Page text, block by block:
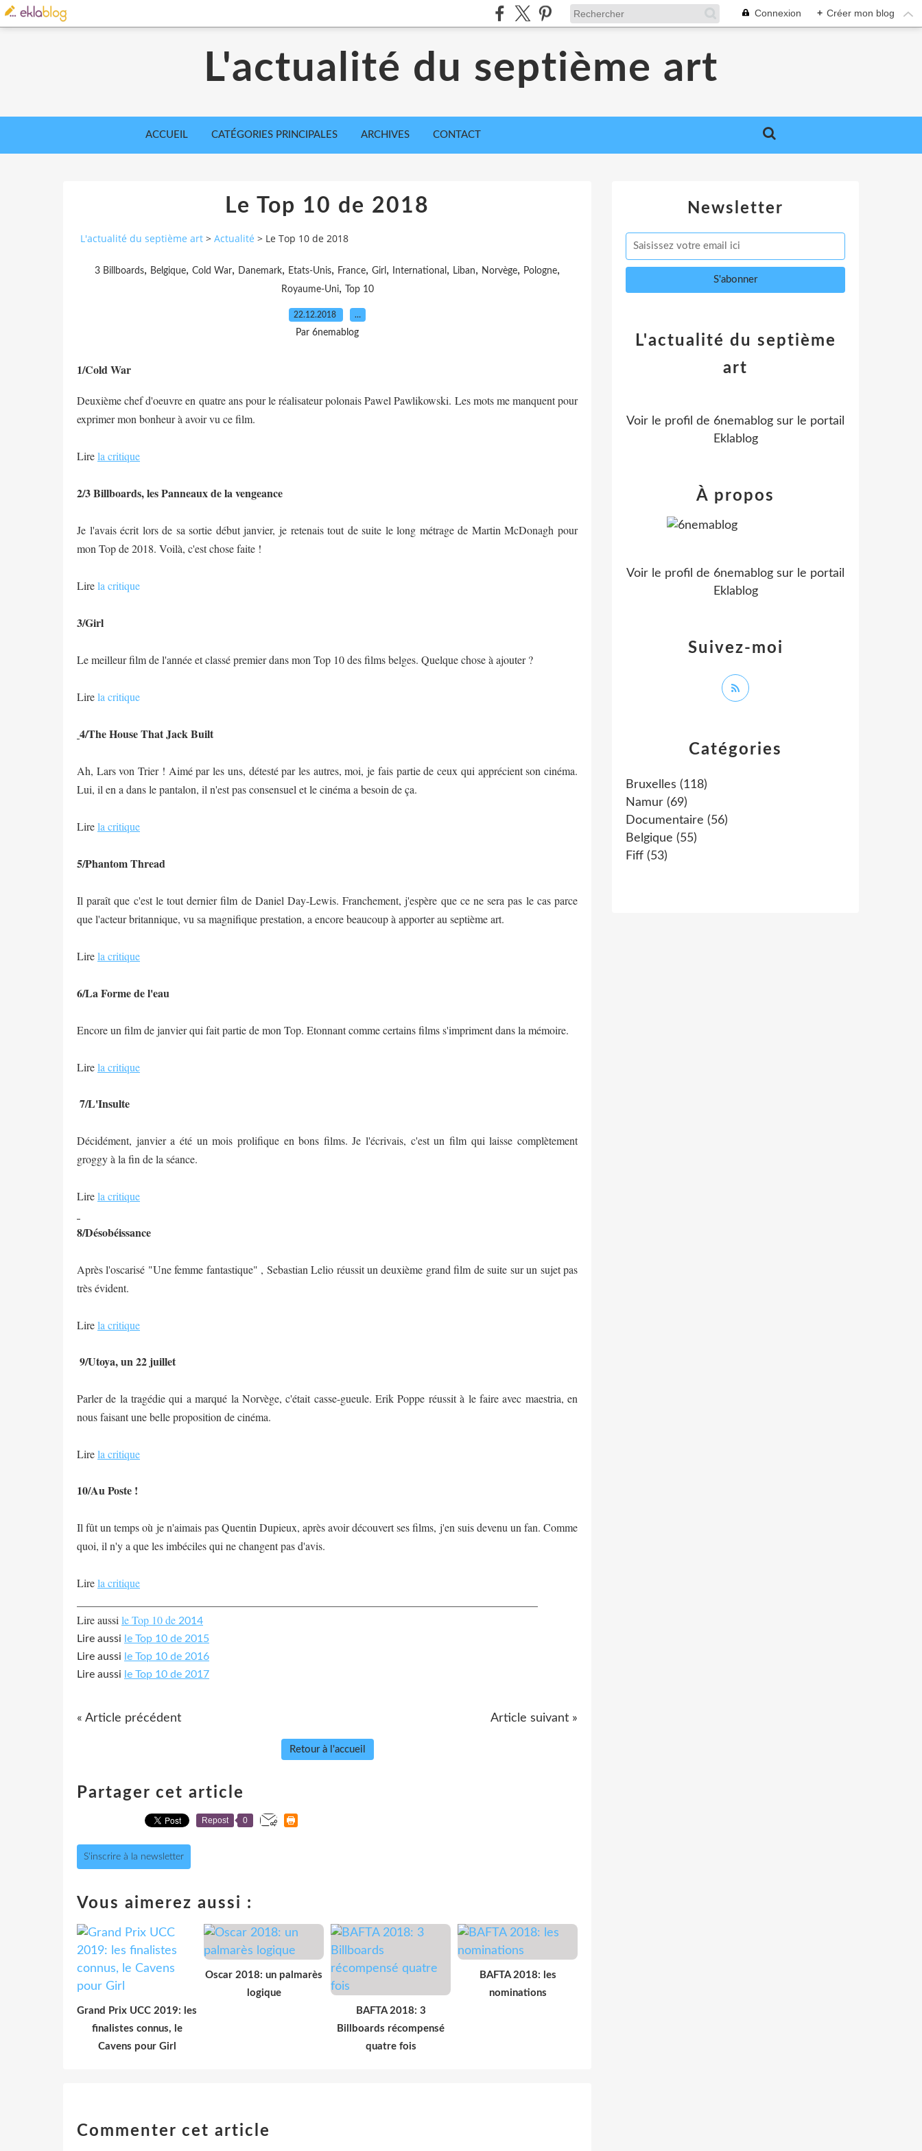
Connexion + Créer mon blog
L'actualité du septième art
ACCUEIL CATÉGORIES PRINCIPALES ARCHIVES CONTACT
Le Top 10 de 2018
L'actualité du septième art > Actualité > Le Top 10 de 2018
3 Billboards, Belgique, Cold War, Danemark, Etats-Unis, France, Girl , International , Liban, Norvège, Pologne,
Royaume-Uni, Top 10
22.12.2018 …
Par 6nemablog
1/Cold War
Deuxième chef d'oeuvre en quatre ans pour le réalisateur polonaisPawel Pawlikowski. Les mots me manquent pour
exprimer mon bonheur à avoir vu ce film.
Lirela critique
2/3 Billboards, les Panneaux de la vengeance
Je l'avais écrit lors de sa sortie début janvier, je retenais tout de suite le long métrage de Martin McDonaghpour
mon Top de 2018. Voilà, c'est chose faite !
Lirela critique
3/Girl
Le meilleur film de l'année et classé premier dans mon Top 10 des films belges. Quelque chose à ajouter ?
Lirela critique
4/The House That Jack Built
Ah, Lars von Trier ! Aimé par les uns, détesté par les autres, moi, je fais partie de ceux qui apprécient son cinéma.
Lui, il en a dans le pantalon, il n'est pas consensuel et le cinéma a besoin de ça.
Lirela critique
5/Phantom Thread
Il paraît que c'est le tout dernier film de Daniel Day-Lewis. Franchement, j'espère que ce ne sera pas le cas parce
que l'acteur britannique, vu sa magnifique prestation, a encore beaucoup à apporter au septième art.
Lirela critique
6/La Forme de l'eau
Encore un film de janvier qui fait partie de mon Top. Etonnant comme certains films s'impriment dans la mémoire.
Lirela critique
7/L'Insulte
Décidément, janvier a été un mois prolifique en bons films. Je l'écrivais, c'est un film qui laisse complètement
groggy à la fin de la séance.
Lirela critique
8/Désobéissance
Après l'oscarisé "Une femme fantastique" , Sebastian Lelio réussit un deuxième grand film de suite sur un sujet pas
très évident.
Lirela critique
9/Utoya, un 22 juillet
Parler de la tragédie qui a marqué la Norvège, c'était casse-gueule. Erik Poppe réussit à le faire avec maestria, en
nous faisant une belle proposition de cinéma.
Lirela critique
10/Au Poste !
Il fût un temps où je n'aimais pas Quentin Dupieux, après avoir découvert ses films, j'en suis devenu un fan. Comme
quoi, il n'y a que les imbéciles qui ne changent pas d'avis.
Lirela critique
Lire aussi le Top 10 de 2014
Lire aussi le Top 10 de 2015
Lire aussi le Top 10 de 2016
Lire aussi le Top 10 de 2017
« Article précédent Article suivant »
Retour à l'accueil
Partager cet article
Repost 0
S'inscrire à la newsletter
Vous aimerez aussi :
Grand Prix UCC 2019: les
finalistes connus, le
Cavens pour Girl
Oscar 2018: un palmarès
logique
BAFTA 2018: 3
Billboards récompensé
quatre fois
BAFTA 2018: les
nominations
Commenter cet article
Newsletter
Catégories
Bruxelles (118)
Namur (69)
Documentaire (56)
Belgique (55)
Fiff (53)
L'actualité du septième
art
Voir le profil de 6nemablog sur le portail
Eklablog
Suivez-moi
À propos
Voir le profil de 6nemablog sur le portail
Eklablog